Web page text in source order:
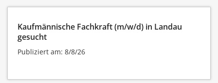
Kaufmännische Fachkraft (m/w/d) in Landau
gesucht
Publiziert am: 8/8/26